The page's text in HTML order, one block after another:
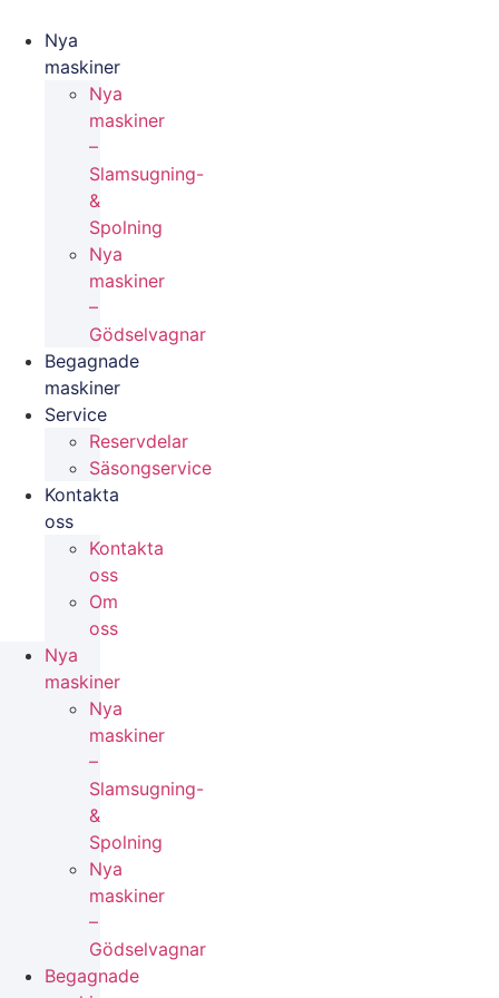
indhold
Nya
maskiner
Nya
maskiner
–
Slamsugning-
&
Spolning
Nya
maskiner
–
Gödselvagnar
Begagnade
maskiner
Service
Reservdelar
Säsongservice
Kontakta
oss
Kontakta
oss
Om
oss
Nya
maskiner
Nya
maskiner
–
Slamsugning-
&
Spolning
Nya
maskiner
–
Gödselvagnar
Begagnade